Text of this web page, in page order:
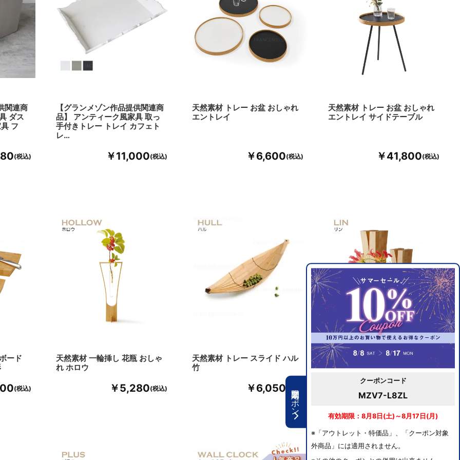
期間限定クーポン
クーポンコード
MZV7-L8ZL
有効期限：8月8日(土)～8月17日(月)
※「アウトレット・特価品」、「クーポン対象
外商品」には適用されません。
関連商
ダス
フ
【グランメゾン作品提供関連商
品】 アンティーク風家具 取っ
手付きトレー トレイ カフェト
レ…
￥11,000
天然素材 トレー お盆 おしゃれ
エントレイ
￥6,600
天然素材 トレー お盆 おしゃれ
エントレイ サイドテーブル
￥41,800
ード
天然素材 一輪挿し 花瓶 おしゃ
れ ホロウ
￥5,280
天然素材 トレー スライド ハル
竹
￥6,050
天然素材 一輪挿し 花瓶 おしゃ
れ リン Sサイズ
￥8,800